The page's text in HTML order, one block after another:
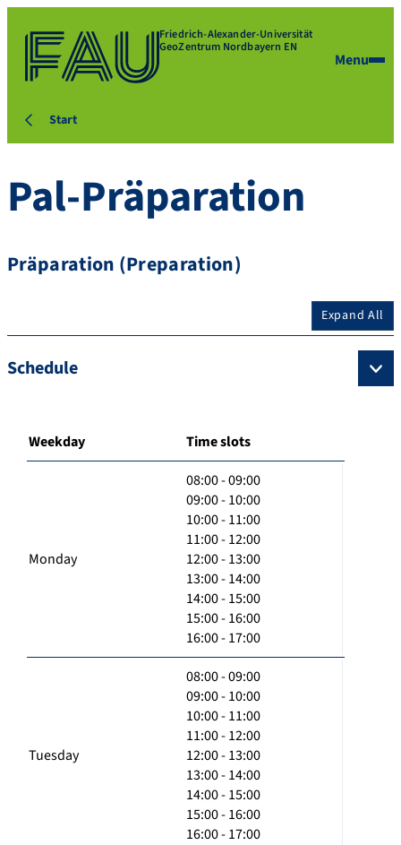
Friedrich-Alexander-Universität
GeoZentrum Nordbayern EN
Menu
Start
Pal-Präparation
Präparation (Preparation)
Expand All
Schedule
Weekday Time slots
Monday
08:00 - 09:00
09:00 - 10:00
10:00 - 11:00
11:00 - 12:00
12:00 - 13:00
13:00 - 14:00
14:00 - 15:00
15:00 - 16:00
16:00 - 17:00
Tuesday
08:00 - 09:00
09:00 - 10:00
10:00 - 11:00
11:00 - 12:00
12:00 - 13:00
13:00 - 14:00
14:00 - 15:00
15:00 - 16:00
16:00 - 17:00